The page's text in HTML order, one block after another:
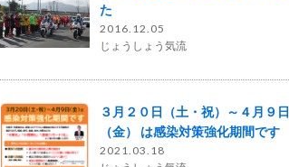
た
2016.12.05
じょうしょう気流
３月２０日（土・祝）～４月９日
（金） は感染対策強化期間です
2021.03.18